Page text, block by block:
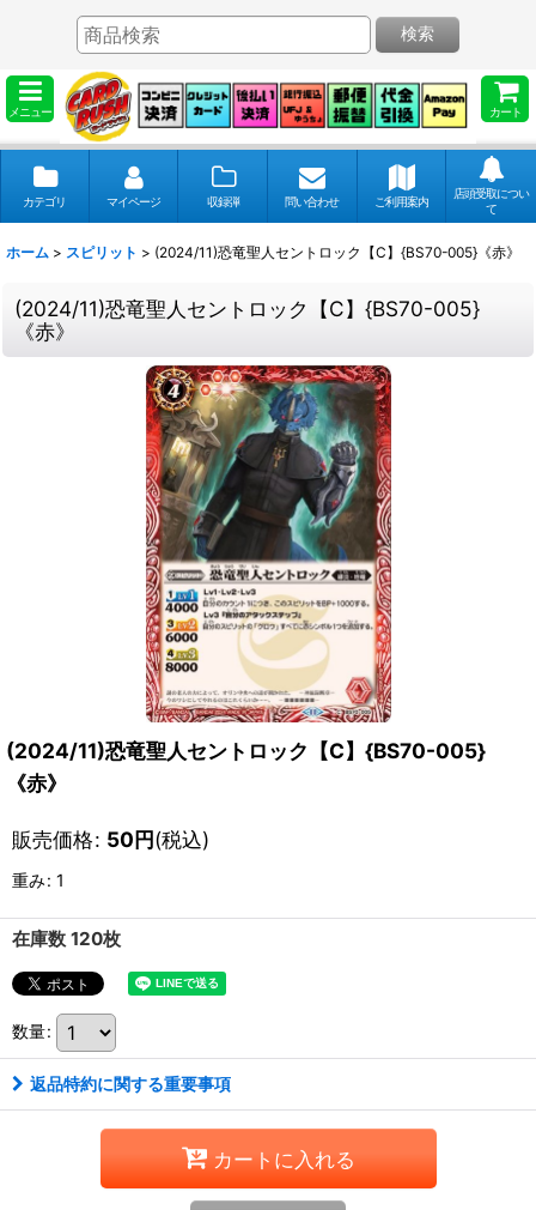
メニュー カート
検索
カテゴリ マイページ 収録弾 問い合わせ ご利用案内
店頭受取につい
て
ホーム > スピリット > (2024/11)恐竜聖人セントロック【C】{BS70-005}《赤》
(2024/11)恐竜聖人セントロック【C】{BS70-005}
《赤》
(2024/11)恐竜聖人セントロック【C】{BS70-005}
《赤》
販売価格: 50円(税込)
重み: 1
在庫数 120枚
数量:
返品特約に関する重要事項
カートに入れる